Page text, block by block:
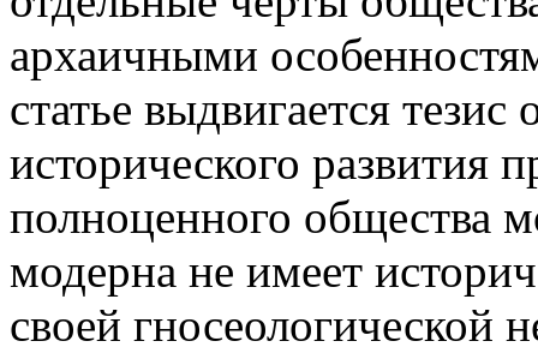
архаичными
статье выдвигается
исторического развития
полноценного общества
модерна не имеет
своей гносеологической